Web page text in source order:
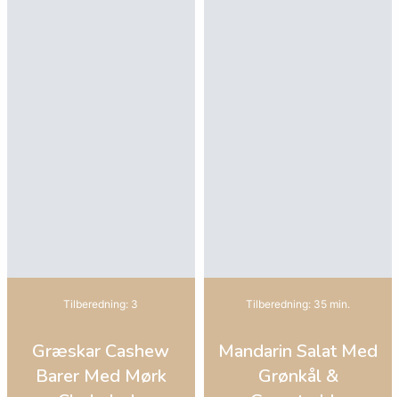
Tilberedning: 3
Græskar Cashew
Barer Med Mørk
Tilberedning: 35 min.
Mandarin Salat Med
Grønkål &